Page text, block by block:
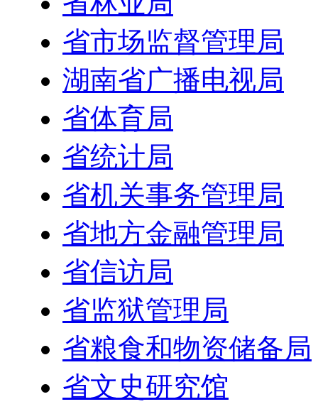
省市场监督管理局
湖南省广播电视局
省体育局
省统计局
省机关事务管理局
省地方金融管理局
省信访局
省监狱管理局
省粮食和物资储备局
省文史研究馆